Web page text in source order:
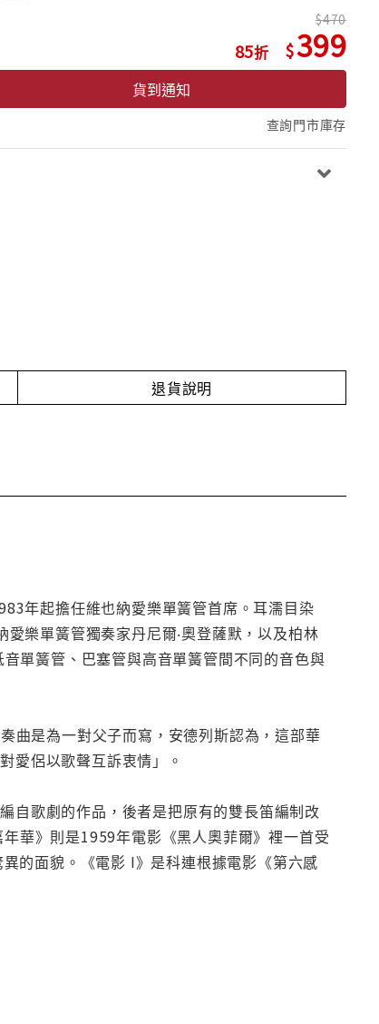
85
470
399
貨到通知
查詢門市庫存
退貨說明
年起擔任維也納愛樂單簧管首席。耳濡目染
樂單簧管獨奏家丹尼爾‧奧登薩默，以及柏林
單簧管、巴塞管與高音單簧管間不同的音色與
曲是為一對父子而寫，安德列斯認為，這部華
愛侶以歌聲互訴衷情」。
自歌劇的作品，後者是把原有的雙長笛編制改
華》則是1959年電影《黑人奧菲爾》裡一首受
的面貌。《電影 I》是科連根據電影《第六感